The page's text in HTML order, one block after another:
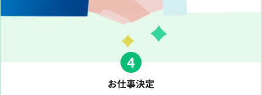
4
お仕事決定